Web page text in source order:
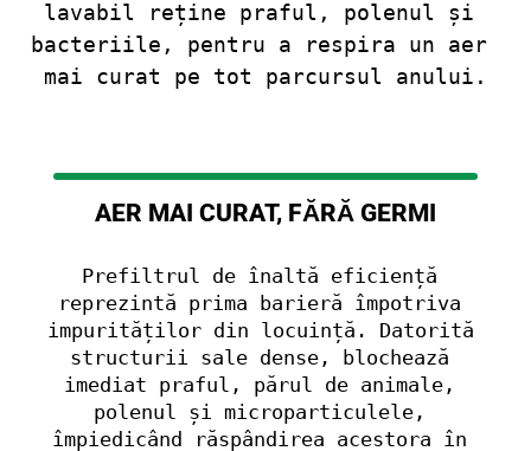
lavabil reține praful, polenul și
bacteriile, pentru a respira un aer
mai curat pe tot parcursul anului.
AER MAI CURAT, FĂRĂ GERMI
Prefiltrul de înaltă eficiență
reprezintă prima barieră împotriva
impurităților din locuință. Datorită
structurii sale dense, blochează
imediat praful, părul de animale,
polenul și microparticulele,
împiedicând răspândirea acestora în